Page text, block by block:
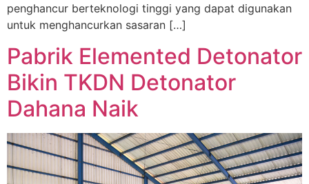
penghancur berteknologi tinggi yang dapat digunakan
untuk menghancurkan sasaran […]
Pabrik Elemented Detonator
Bikin TKDN Detonator
Dahana Naik